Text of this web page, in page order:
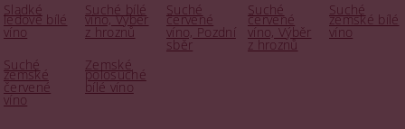
Sladké
ledové bílé
víno
Suché bílé
víno, Výběr
z hroznů
Suché
červené
víno, Pozdní
sběr
Suché
červené
víno, Výběr
z hroznů
Suché
zemské bílé
víno
Suché
zemské
červené
víno
Zemské
polosuché
bílé víno